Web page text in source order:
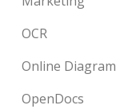
OCR
Online Diagram
OpenDocs